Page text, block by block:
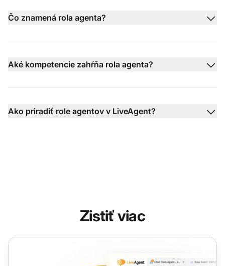
Čo znamená rola agenta?
Aké kompetencie zahŕňa rola agenta?
Ako priradiť role agentov v LiveAgent?
Zistiť viac
Vlastné roly agentov